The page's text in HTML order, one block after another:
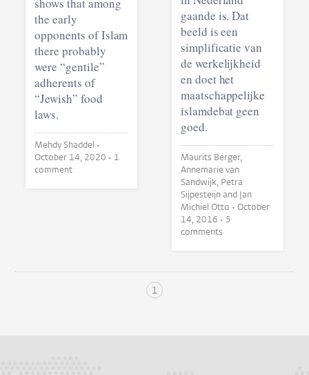
the early
opponents of Islam
there probably
were “gentile”
adherents of
“Jewish” food
laws.
Mehdy Shaddel •
October 14, 2020 • 1
comment
gaande is. Dat
beeld is een
simplificatie van
de werkelijkheid
en doet het
maatschappelijke
islamdebat geen
goed.
Maurits Berger,
Annemarie van
Sandwijk, Petra
Sijpesteijn and Jan
Michiel Otto • October
14, 2016 • 5
comments
1